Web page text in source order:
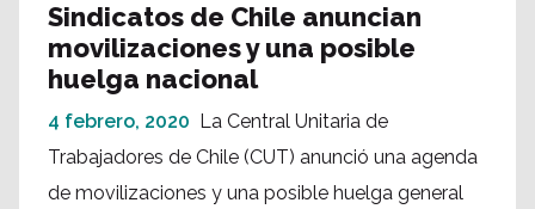
Sindicatos de Chile anuncian
movilizaciones y una posible
huelga nacional
4 febrero, 2020 La Central Unitaria de
Trabajadores de Chile (CUT) anunció una agenda
de movilizaciones y una posible huelga general